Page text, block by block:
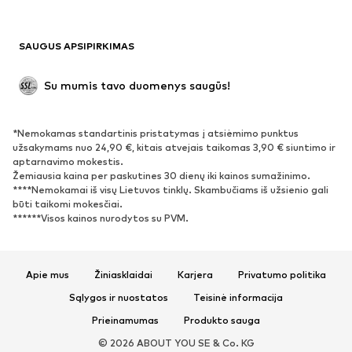
BATAI
Naujienos
Batai ir auliniai batai
Atviri batai
Išskirtiniai
SPORTAS
Sportiniai drabužiai
AKSESUARAI
Kepurės
Krepšiai ir kuprinės
SAUGUS APSIPIRKIMAS
Su mumis tavo duomenys saugūs!
*Nemokamas standartinis pristatymas į atsiėmimo punktus
užsakymams nuo 24,90 €, kitais atvejais taikomas 3,90 € siuntimo ir
aptarnavimo mokestis.
Žemiausia kaina per paskutines 30 dienų iki kainos sumažinimo.
****Nemokamai iš visų Lietuvos tinklų. Skambučiams iš užsienio gali
būti taikomi mokesčiai.
******Visos kainos nurodytos su PVM.
Apie mus Žiniasklaidai Karjera
Privatumo politika
Sąlygos ir nuostatos
Teisinė informacija
Prieinamumas
Produkto sauga
© 2026 ABOUT YOU SE & Co. KG